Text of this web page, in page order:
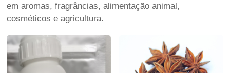
em aromas, fragrâncias, alimentação animal,
cosméticos e agricultura.